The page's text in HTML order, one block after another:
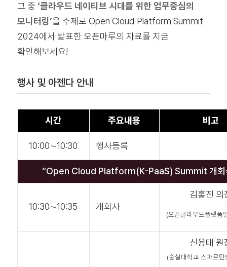
그 중 ‘클라우드 네이티브 시대를 위한 업무중심의
모니터링’을 주제로 Open Cloud Platform Summit
2024에서 발표한 오픈마루의 자료를 지금
확인해보세요!
행사 및 아젠다 안내
시간 주요내용 비고
10:00∼10:30 행사등록
“Open Cloud Platform(K-PaaS) Summit 개회
10:30∼10:35 개회사
김홍진 의
(오픈클라우드플랫폼
신용태 원
(숭실대학교 스파르